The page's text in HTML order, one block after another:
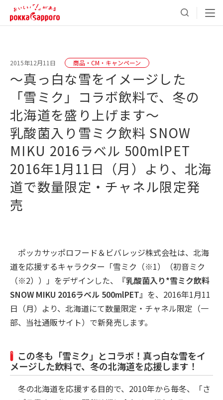
2015年12月11日 商品・CM・キャンペーン
～真っ白な雪をイメージした
「雪ミク」コラボ飲料で、冬の
北海道を盛り上げます～
乳酸菌入り雪ミク飲料 SNOW
MIKU 2016ラベル 500mlPET
2016年1月11日（月）より、北海
道で数量限定・チャネル限定発
売
ポッカサッポロフード＆ビバレッジ株式会社は、北海
道を応援するキャラクター「雪ミク（※1）（初音ミク
（※2））」をデザインした、
『乳酸菌入り*雪ミク飲料
SNOW MIKU 2016ラベル 500mlPET』 を、2016年1月11
日（月）より、北海道にて数量限定・チャネル限定（一
部、当社通販サイト）で新発売します。
この冬も「雪ミク」とコラボ！真っ白な雪をイ
メージした飲料で、冬の北海道を応援します！
冬の北海道を応援する目的で、2010年から毎冬、「さ